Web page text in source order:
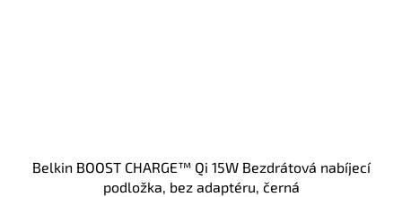
Belkin BOOST CHARGE™ Qi 15W Bezdrátová nabíjecí
podložka, bez adaptéru, černá